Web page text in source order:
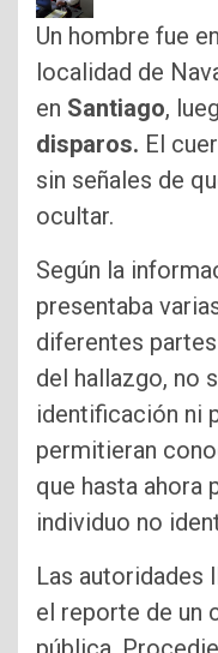
Un hombre fue
localidad de
en Santiago,
disparos. El
sin señales de
ocultar.
Según la
presentaba
diferentes
del hallazgo, no
identificación ni
permitieran
que hasta ahora
individuo no
Las autoridades
el reporte de un